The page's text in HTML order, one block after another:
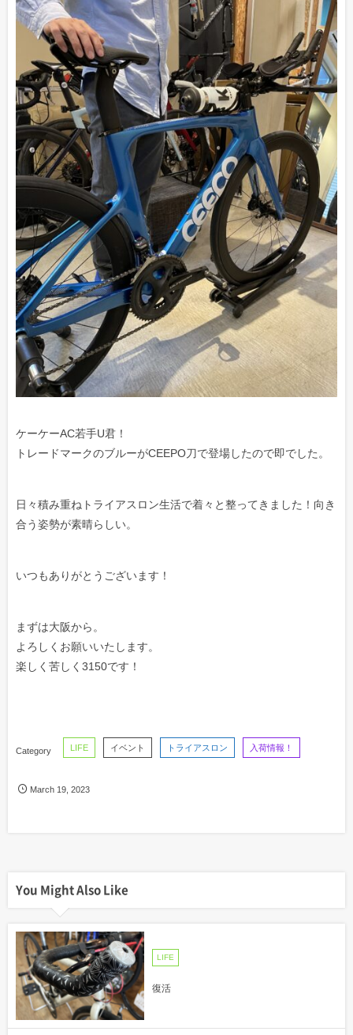
ケーケーAC若手U君！
トレードマークのブルーがCEEPO刀で登場したので即でした。
日々積み重ねトライアスロン生活で着々と整ってきました！向き
合う姿勢が素晴らしい。
いつもありがとうございます！
まずは大阪から。
よろしくお願いいたします。
楽しく苦しく3150です！
LIFE イベント トライアスロン 入荷情報！
March 19 ,2023
You Might Also Like
LIFE
復活